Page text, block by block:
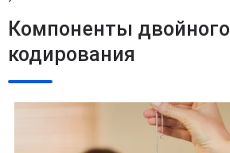
Компоненты двойного
кодирования